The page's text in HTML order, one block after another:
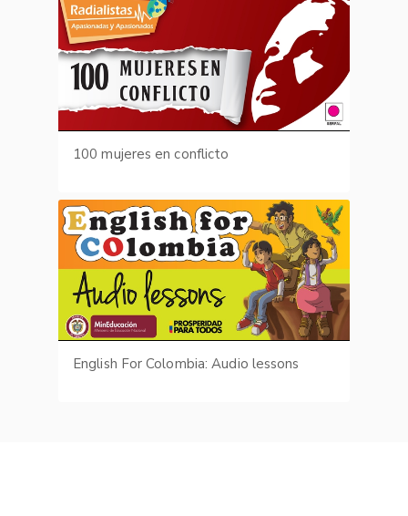
100 mujeres en conflicto
English For Colombia: Audio lessons